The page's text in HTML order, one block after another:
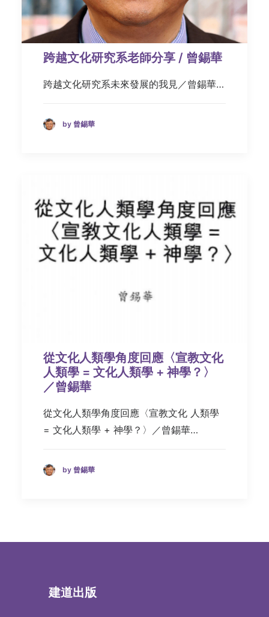
跨越文化研究系老師分享 / 曾錫華
跨越文化研究系未來發展的我見／曾錫華…
by 曾錫華
從文化人類學角度回應〈宣教文化
人類學 = 文化人類學 + 神學？〉
／曾錫華
從文化人類學角度回應〈宣教文化 人類學
= 文化人類學 + 神學？〉／曾錫華…
by 曾錫華
建道出版